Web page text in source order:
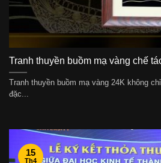
Tranh thuyền buồm mạ vàng chế
Tranh thuyền buồm mạ vàng 24K không
đặc...
15
Th4